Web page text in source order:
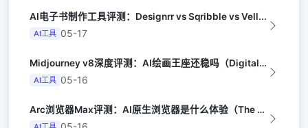
AI电子书制作工具评测：Designrr vs Sqribble vs Vell...
AI工具 05-17
Midjourney v8深度评测：AI绘画王座还稳吗（Digital Arts...
AI工具 05-16
Arc浏览器Max评测：AI原生浏览器是什么体验（The Verge）